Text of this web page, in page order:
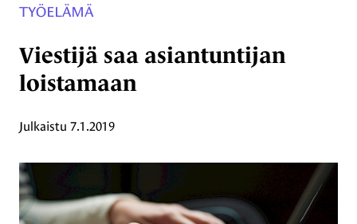
Viestijä saa asiantuntijan
loistamaan
TYÖELÄMÄ
Julkaistu 7.1.2019